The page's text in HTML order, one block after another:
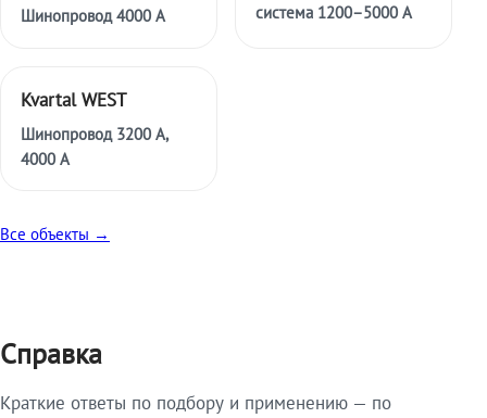
Шинопровод 4000 А
система 1200–5000 А
Kvartal WEST
Шинопровод 3200 А,
4000 А
Все объекты →
Справка
Краткие ответы по подбору и применению — по